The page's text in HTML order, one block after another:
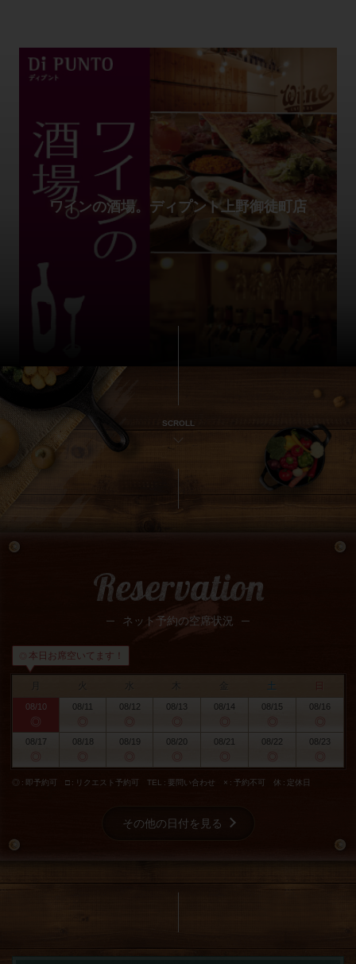
ワインの酒場。ディプント上野御徒町店
SCROLL
Reservation
ネット予約の空席状況
本日お席空いてます！
水 金 土
08/10
◎
08/11 08/12 08/13 08/14 08/15 08/16
08/17 08/18 08/19 08/20 08/21 08/22 08/23
◎ 即予約可 □ リクエスト予約可 TEL 要問い合わせ × 予約不可 休 定休日
その他の日付を見る